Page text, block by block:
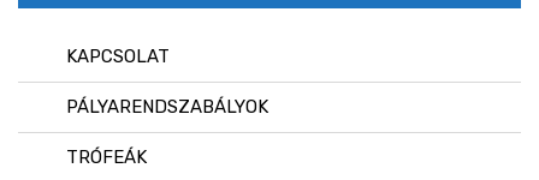
KAPCSOLAT
PÁLYARENDSZABÁLYOK
TRÓFEÁK